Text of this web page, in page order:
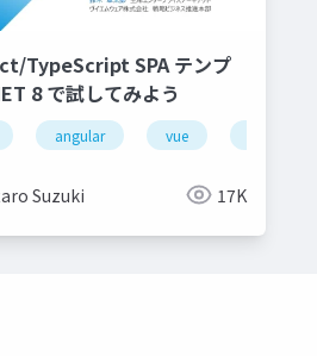
google cloud aws
TypeScript SPA テンプ
8 で試してみよう
angular vue
Suzuki 17K